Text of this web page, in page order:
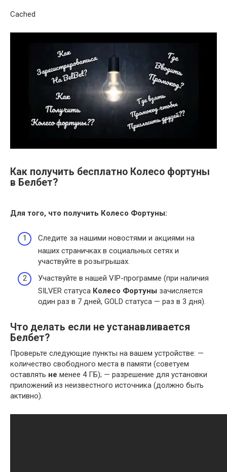
Cached
Как получить бесплатно Колесо фортуны
в Белбет?
Для того, что получить Колесо Фортуны:
Следите за нашими новостями и акциями на
наших страничках в социальных сетях и
участвуйте в розыгрышах.
Участвуйте в нашей VIP-программе (при наличия
SILVER статуса Колесо Фортуны зачисляется
один раз в 7 дней, GOLD статуса — раз в 3 дня).
Что делать если не устанавливается
Белбет?
Проверьте следующие пункты на вашем устройстве: —
количество свободного места в памяти (советуем
оставлять не менее 4 ГБ); — разрешение для установки
приложений из неизвестного источника (должно быть
активно).